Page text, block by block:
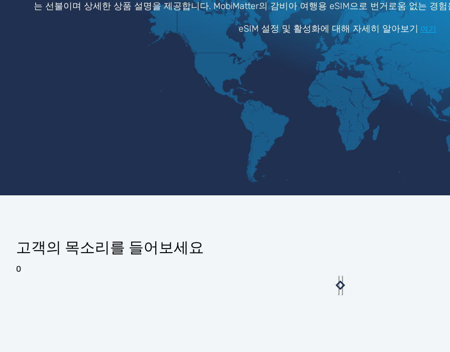
는 선불이며 상세한 상품 설명을 제공합니다. MobiMatter의 감비아 여행용 eSIM으로 번거로움 없는 경
eSIM 설정 및 활성화에 대해 자세히 알아보기 여기
고객의 목소리를 들어보세요
0